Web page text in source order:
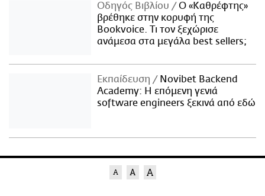
Οδηγός Βιβλίου
Ο «Καθρέφτης»
βρέθηκε στην κορυφή της
Bookvoice. Τι τον ξεχώρισε
ανάμεσα στα μεγάλα best sellers;
Εκπαίδευση
Novibet Backend
Academy: Η επόμενη γενιά
software engineers ξεκινά από εδώ